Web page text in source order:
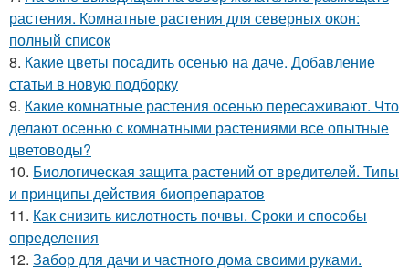
растения. Комнатные растения для северных окон:
полный список
8. Какие цветы посадить осенью на даче. Добавление
статьи в новую подборку
9. Какие комнатные растения осенью пересаживают. Что
делают осенью с комнатными растениями все опытные
цветоводы?
10. Биологическая защита растений от вредителей. Типы
и принципы действия биопрепаратов
11. Как снизить кислотность почвы. Сроки и способы
определения
12. Забор для дачи и частного дома своими руками.